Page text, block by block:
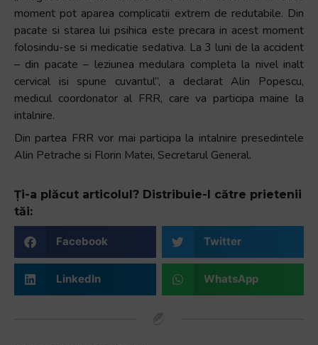
moment pot aparea complicatii extrem de redutabile. Din
pacate si starea lui psihica este precara in acest moment
folosindu-se si medicatie sedativa. La 3 luni de la accident
– din pacate – leziunea medulara completa la nivel inalt
cervical isi spune cuvantul”, a declarat Alin Popescu,
medicul coordonator al FRR, care va participa maine la
intalnire.
Din partea FRR vor mai participa la intalnire presedintele
Alin Petrache si Florin Matei, Secretarul General.
Ți-a plăcut articolul? Distribuie-l către prietenii
tăi:
Facebook Twitter
LinkedIn WhatsApp